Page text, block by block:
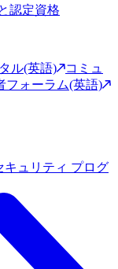
認定資格
ル(英語)
コミュ
フォーラム(英語)
キュリティ プログ